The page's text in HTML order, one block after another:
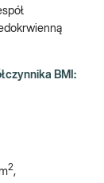
BMI:
2,